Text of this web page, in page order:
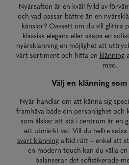
Nyårsafton är en kväll fylld av
och vad passar bättre än en
känslor? Oavsett om du vill glittra
klassisk elegans eller skapa en
nyårsklänning en möjlighet att
vårt sortiment och hitta en klänning
med.
Välj en klänning
Nyår handlar om att känna sig
framhäva både din personlighet och
som älskar att stå i centrum är en
ett utmärkt val. Vill du hellre satsa
svart klänning alltid rätt – enkel att
en modern touch kan du välja en
balanserar det sofistikerade